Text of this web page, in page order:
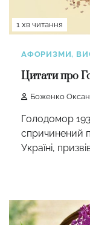
1 хв читання
АФОРИЗМИ,
Цитати про
Боженко
Голодомор
спричинений
Україні,